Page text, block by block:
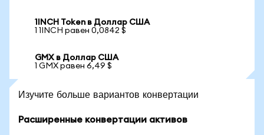
1INCH Token в Доллар США
1 1INCH равен 0,0842 $
GMX в Доллар США
1 GMX равен 6,49 $
Изучите больше вариантов конвертации
Расширенные конвертации активов